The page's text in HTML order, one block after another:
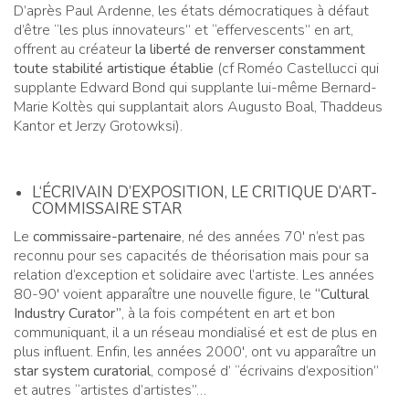
D’après Paul Ardenne, les états démocratiques à défaut
d’être “les plus innovateurs” et “effervescents” en art,
offrent au créateurla liberté de renverser constamment
toute stabilité artistique établie (cf Roméo Castellucci qui
supplante Edward Bond qui supplante lui-même Bernard-
Marie Koltès qui supplantait alors Augusto Boal, Thaddeus
Kantor et Jerzy Grotowksi).
L‘ÉCRIVAIN D’EXPOSITION, LE CRITIQUE D’ART-
COMMISSAIRE STAR
Le commissaire-partenaire, né des années 70′ n’est pas
reconnu pour ses capacités de théorisation mais pour sa
relation d’exception et solidaire avec l’artiste. Les années
80-90′ voient apparaître une nouvelle figure, le “Cultural
Industry Curator”, à la fois compétent en art et bon
communiquant, il a un réseau mondialisé et est de plus en
plus influent. Enfin, les années 2000′, ont vu apparaître un
star system curatorial, composé d’ “écrivains d’exposition”
et autres “artistes d’artistes”…